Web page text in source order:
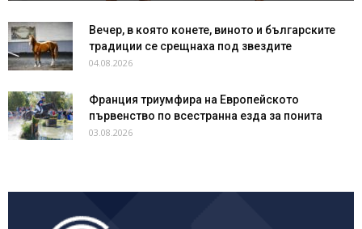
Вечер, в която конете, виното и българските
традиции се срещнаха под звездите
04.08.2026
Франция триумфира на Европейското
първенство по всестранна езда за понита
03.08.2026